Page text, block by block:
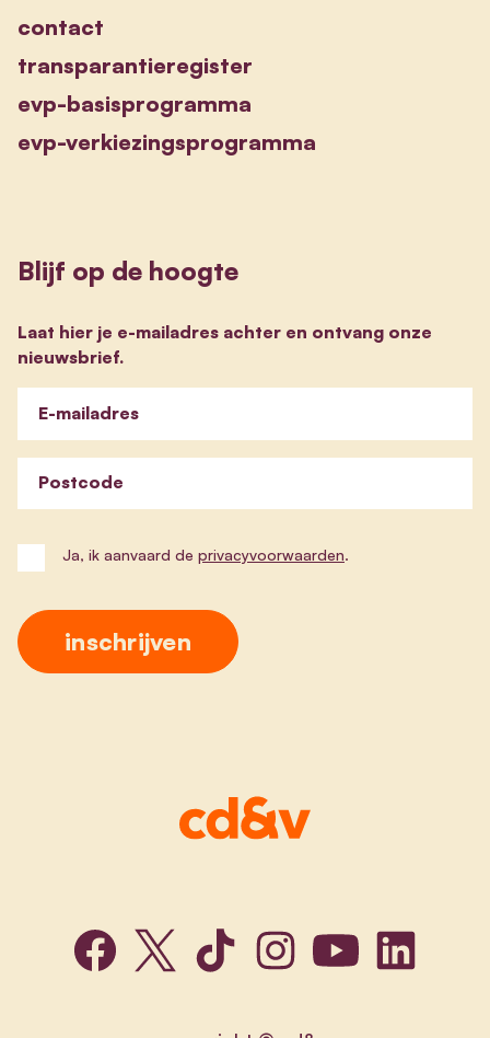
contact
transparantieregister
evp-basisprogramma
evp-verkiezingsprogramma
Blijf op de hoogte
Laat hier je e-mailadres achter en ontvang onze
nieuwsbrief.
E-mailadres
Postcode
Ja, ik aanvaard de privacyvoorwaarden.